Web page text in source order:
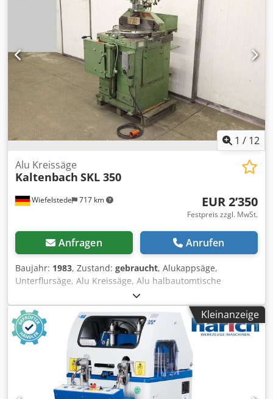
1 / 12
Wiefelstede 717 km
Alu Kreissäge
Kaltenbach SKL 350
EUR 2’350
Festpreis zzgl. MwSt.
Anfragen Anrufen
Baujahr: 1983, Zustand: gebraucht, Alukappsäge,
Unterflursäge, Alu Kreissäge, Alu halbautomtische
Kreissäge, Kappsäge, Glasleistensäge -Sägeblatt
Durchmesser: 355 mm Chodpfod Ixn Rex Aftja -
Drehzahlen: 1420/2880 U/min -Antrieb: 3,7/4,5 kW -mit:
Kühlmitteleinrichtung -Abmessungen: 990/1140/H1535
mm -Gewicht: 596 kg
Kleinanzeige